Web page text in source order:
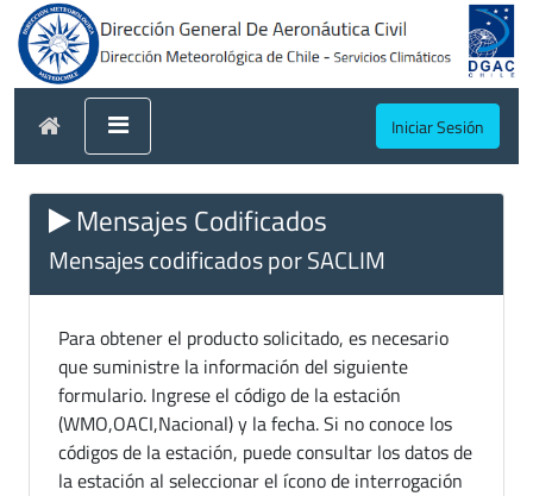
Iniciar Sesión
Mensajes Codificados
Mensajes codificados por SACLIM
Para obtener el producto solicitado, es necesario
que suministre la información del siguiente
formulario. Ingrese el código de la estación
(WMO,OACI,Nacional) y la fecha. Si no conoce los
códigos de la estación, puede consultar los datos de
la estación al seleccionar el ícono de interrogación